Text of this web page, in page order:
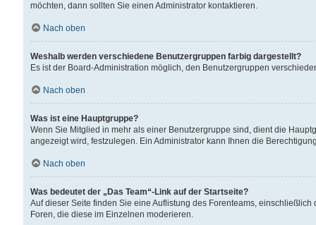
möchten, dann sollten Sie einen Administrator kontaktieren.
Nach oben
Weshalb werden verschiedene Benutzergruppen farbig dargestellt?
Es ist der Board-Administration möglich, den Benutzergruppen
Nach oben
Was ist eine Hauptgruppe?
Wenn Sie Mitglied in mehr als einer Benutzergruppe sind, dient die
angezeigt wird, festzulegen. Ein Administrator kann Ihnen die
Nach oben
Was bedeutet der „Das Team“-Link auf der Startseite?
Auf dieser Seite finden Sie eine Auflistung des Forenteams,
Foren, die diese im Einzelnen moderieren.